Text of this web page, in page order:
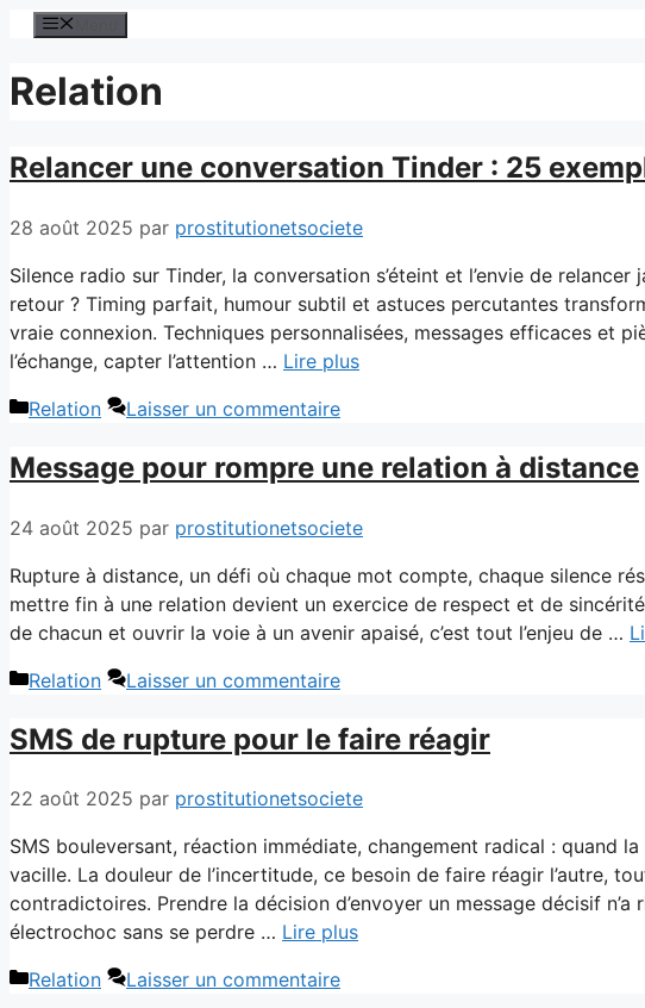
Aller
contenu
Relation
Relancer une conversation Tinder : 25
28 août 2025 par prostitutionetsociete
Silence radio sur Tinder, la conversation s’éteint et l’envie de
retour ? Timing parfait, humour subtil et astuces percutantes
vraie connexion. Techniques personnalisées, messages efficaces et
l’échange, capter l’attention … Lire plus
Catégories
Relation Laisser un commentaire
Message pour rompre une relation à distance
24 août 2025 par prostitutionetsociete
Rupture à distance, un défi où chaque mot compte, chaque silence
mettre fin à une relation devient un exercice de respect et de
de chacun et ouvrir la voie à un avenir apaisé, c’est tout l’enjeu de …
Catégories
Relation Laisser un commentaire
SMS de rupture pour le faire réagir
22 août 2025 par prostitutionetsociete
SMS bouleversant, réaction immédiate, changement radical : quand
vacille. La douleur de l’incertitude, ce besoin de faire réagir l’autre,
contradictoires. Prendre la décision d’envoyer un message décisif
électrochoc sans se perdre … Lire plus
Catégories
Relation Laisser un commentaire